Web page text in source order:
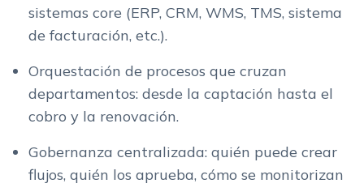
sistemas core (ERP, CRM, WMS, TMS, sistema
de facturación, etc.).
Orquestación de procesos que cruzan
departamentos: desde la captación hasta el
cobro y la renovación.
Gobernanza centralizada: quién puede crear
flujos, quién los aprueba, cómo se monitorizan